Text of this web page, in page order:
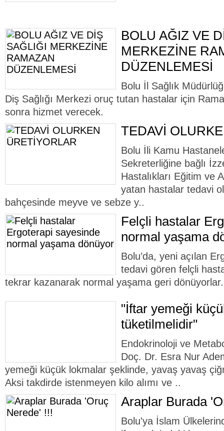
BOLU AĞIZ VE
MERKEZİNE
DÜZENLEMESİ
Bolu İl Sağlık
Diş Sağlığı Merkezi oruç tutan hastalar için
sonra hizmet verecek.
TEDAVİ
Bolu İli Kamu
Sekreterliğine bağlı
Hastalıkları Eğitim ve
yatan hastalar tedavi
bahçesinde meyve ve sebze y..
Felçli hastalar
normal yaşama
Bolu’da, yeni açılan
tedavi gören felçli
tekrar kazanarak normal yaşama geri dönüyorlar.
"İftar yemeği
tüketilmelidir"
Endokrinoloji ve
Doç. Dr. Esra Nur
yemeği küçük lokmalar şeklinde, yavaş yavaş
Aksi takdirde istenmeyen kilo alımı ve ..
Araplar Burada
Bolu'ya İslam